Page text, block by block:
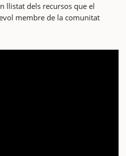
llistat dels recursos que el
membre de la comunitat